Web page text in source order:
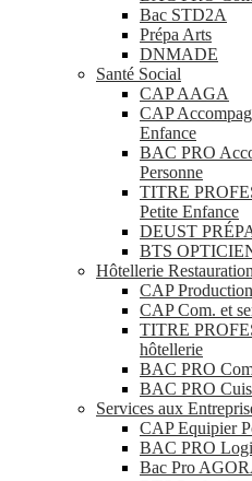
Bac STD2A
Prépa Arts
DNMADE
Santé Social
CAP AAGA
CAP
Enfance
BAC PRO
Personne
TITRE
Petite Enfance
DEUST
BTS
Hôtellerie Restauration
CAP
CAP Com. et
TITRE
hôtellerie
BAC PRO
BAC PRO
Services aux
CAP Equipier
BAC PRO
Bac Pro